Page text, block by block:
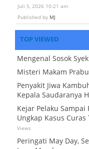
Juli 5, 2026 10:21 am
Published by MJ
TOP VIEWED
Mengenal Sosok
Misteri Makam
Penyakit Jiwa
Kepala Saudaranya
Kejar Pelaku Sampai
Ungkap Kasus Curas
Views
Peringati May Day,